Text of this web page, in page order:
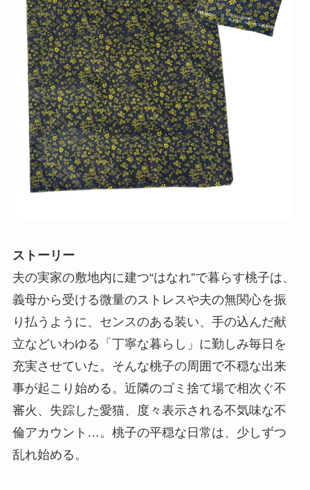
ストーリー
夫の実家の敷地内に建つ“はなれ”で暮らす桃子は、
義母から受ける微量のストレスや夫の無関心を振
り払うように、センスのある装い、手の込んだ献
立などいわゆる「丁寧な暮らし」に勤しみ毎日を
充実させていた。そんな桃子の周囲で不穏な出来
事が起こり始める。近隣のゴミ捨て場で相次ぐ不
審火、失踪した愛猫、度々表示される不気味な不
倫アカウント…。桃子の平穏な日常は、少しずつ
乱れ始める。